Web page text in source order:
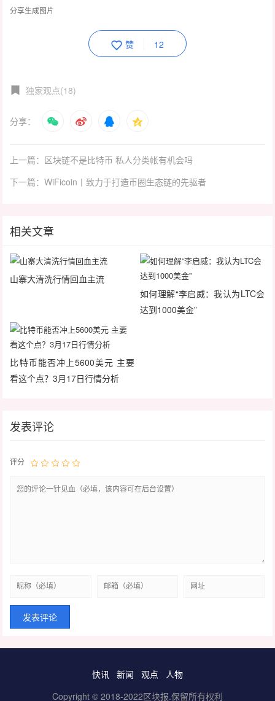
分享生成图片
赞 12
独家观点(18)
分享：
上一篇：区块链不是比特币 私人分类帐有机会吗
下一篇：WiFicoin丨致力于打造币圈生态链的先驱者
相关文章
山寨大清洗行情回血主流
如何理解“李启威：我认为LTC会
达到1000美金”
比特币能否冲上5600美元 主要
看这个点？3月17日行情分析
发表评论
评分
快讯 新闻 观点
人物
Copyright © 2018-2022区块报.保留所有权利